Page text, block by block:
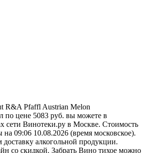
R&A Pfaffl Austrian Melon
по цене 5083 руб. вы можете в
сети Винотеки.ру в Москве. Стоимость
на 09:06 10.08.2026 (время московское).
алкогольной продукции.
со скидкой. Забрать Вино тихое можно